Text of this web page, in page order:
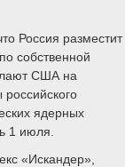
Россия разместит
собственной
США на
ядерных
1 июля.
«Искандер»,